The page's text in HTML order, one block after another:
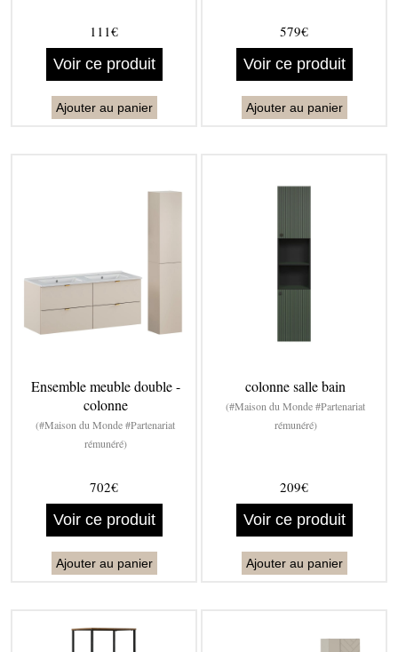
111€
Voir ce produit
Ajouter au panier
579€
Voir ce produit
Ajouter au panier
Ensemble meuble double -
colonne
(#Maison du Monde #Partenariat
rémunéré)
702€
Voir ce produit
Ajouter au panier
colonne salle bain
(#Maison du Monde #Partenariat
rémunéré)
209€
Voir ce produit
Ajouter au panier